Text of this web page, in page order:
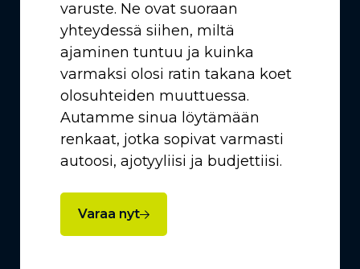
varuste. Ne ovat suoraan
yhteydessä siihen, miltä
ajaminen tuntuu ja kuinka
varmaksi olosi ratin takana koet
olosuhteiden muuttuessa.
Autamme sinua löytämään
renkaat, jotka sopivat varmasti
autoosi, ajotyyliisi ja budjettiisi.
Varaa nyt